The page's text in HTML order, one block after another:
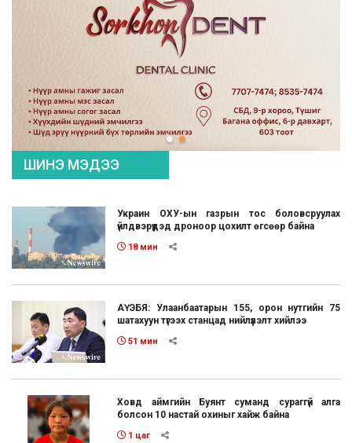
ШИНЭ МЭДЭЭ
Украин ОХУ-ын газрын тос боловсруулах
үйлдвэрүүдэд дроноор цохилт өгсөөр байна
18 мин
АҮЭБЯ: Улаанбаатарын 155, орон нутгийн 75
шатахуун түгээх станцад нийлүүлэлт хийлээ
51 мин
Ховд аймгийн Буянт суманд сураггүй алга
болсон 10 настай охиныг хайж байна
1 цаг